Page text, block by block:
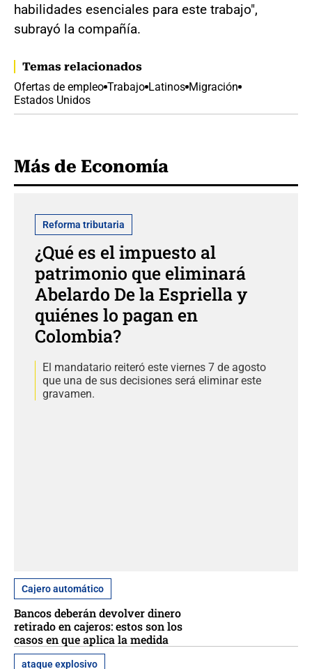
habilidades esenciales para este trabajo",
subrayó la compañía.
Temas relacionados
Ofertas de empleo Trabajo Latinos Migración
Estados Unidos
Más de Economía
Reforma tributaria
¿Qué es el impuesto al
patrimonio que eliminará
Abelardo De la Espriella y
quiénes lo pagan en
Colombia?
El mandatario reiteró este viernes 7 de agosto
que una de sus decisiones será eliminar este
gravamen.
Cajero automático
Bancos deberán devolver dinero
retirado en cajeros: estos son los
casos en que aplica la medida
ataque explosivo